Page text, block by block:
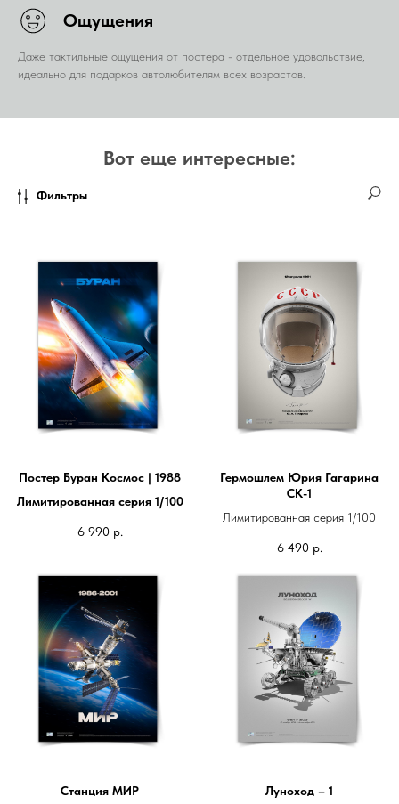
Ощущения
Даже тактильные ощущения от постера - отдельное удовольствие,
идеально для подарков автолюбителям всех возрастов.
Вот еще интересные:
Фильтры
Постер Буран Космос | 1988
Лимитированная серия 1/100
6 990 р.
Гермошлем Юрия Гагарина
СК-1
Лимитированная серия 1/100
6 490 р.
Станция МИР
Луноход – 1